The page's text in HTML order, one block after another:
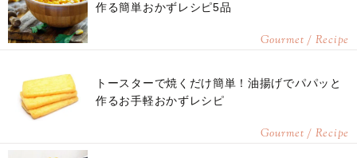
作る簡単おかずレシピ5品
Gourmet / Recipe
トースターで焼くだけ簡単！油揚げでパパッと
作るお手軽おかずレシピ
Gourmet / Recipe